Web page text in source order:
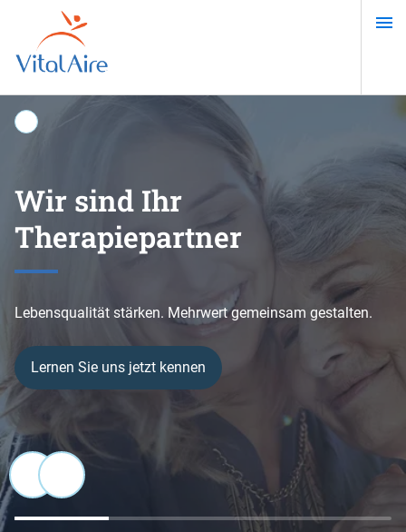
Inhalt
Wir sind Ihr
Therapiepartner
Lebensqualität stärken. Mehrwert gemeinsam gestalten.
Lernen Sie uns jetzt kennen
Ein selbstbestimmtes
Leben mit Diabetes
Mehr erfahren
Online-Test zur
Schlafapnoe
Test starten
Außerklinische
Intensivpflege
IC Home 24 kennenlernen!